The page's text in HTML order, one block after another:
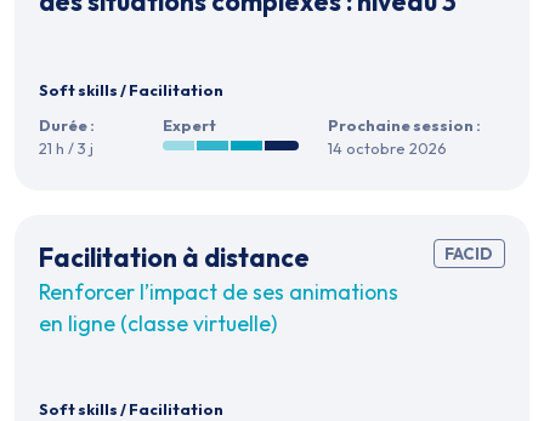
Soft skills/Facilitation
Durée :
21 h / 3 j
Expert
Prochaine session :
14 octobre 2026
FACID
Facilitation à distance
Renforcer l’impact de ses animations
en ligne (classe virtuelle)
Soft skills/Facilitation